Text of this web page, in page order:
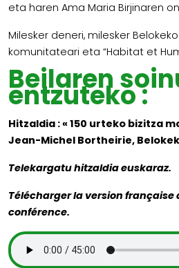
eta haren Ama Maria Birjinaren
Milesker deneri, milesker
komunitateari eta “Habitat et
Beilaren
entzuteko :
Hitzaldia : « 150 urteko bizitza
Jean-Michel Bortheirie,
Telekargatu hitzaldia euskaraz.
Télécharger la version française
conférence.